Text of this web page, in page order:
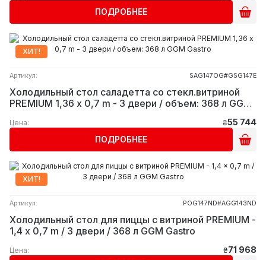
ПОДРОБНЕЕ
ХИТ!
Артикул: SAG147OG#GSG147E
Холодильный стол саладетта со стекл.витриной
PREMIUM 1,36 x 0,7 m - 3 двери / объем: 368 л GGM
Цена: ₴55 744
ПОДРОБНЕЕ
ХИТ!
Артикул: POG147ND#AGG143ND
Холодильный стол для пиццы с витриной PREMIUM -
1,4 x 0,7 m / 3 двери / 368 л GGM Gastro
Цена: ₴71 968